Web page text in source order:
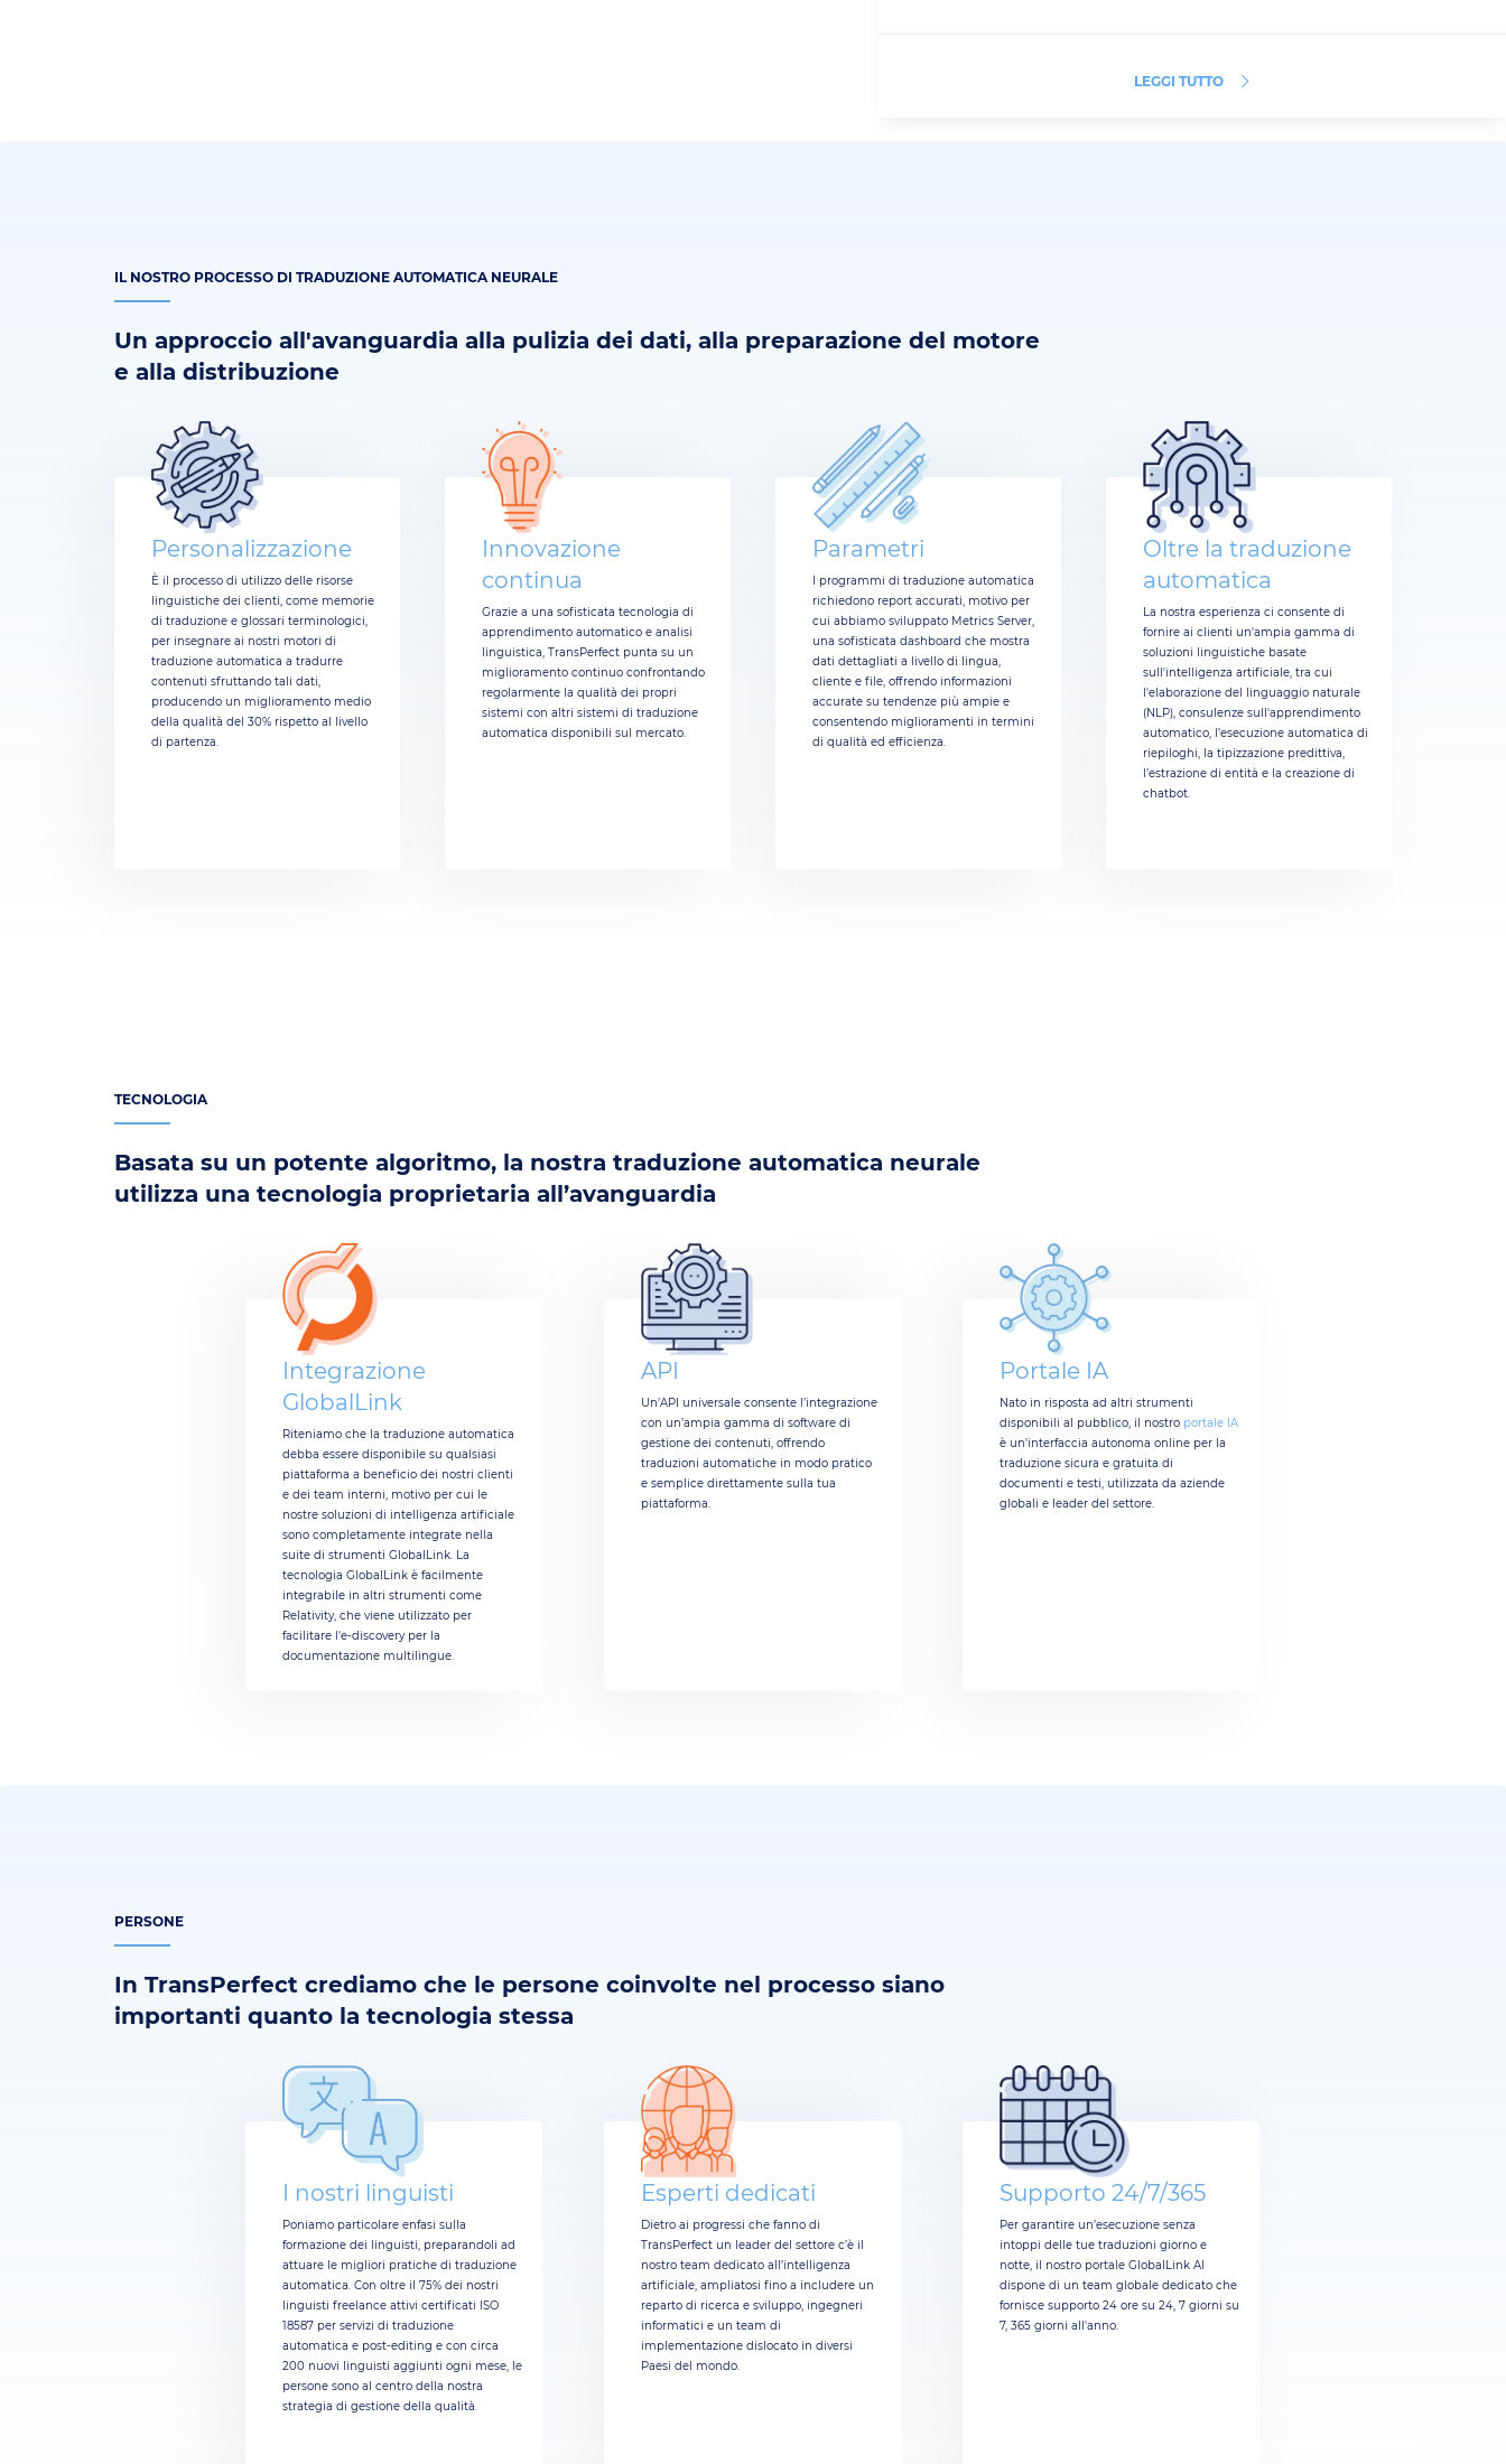
LEGGI TUTTO
IL NOSTRO PROCESSO DI TRADUZIONE AUTOMATICA NEURALE
Un approccio all'avanguardia alla pulizia dei dati, alla preparazione del motore
e alla distribuzione
Personalizzazione
È il processo di utilizzo delle risorse
linguistiche dei clienti, come memorie
di traduzione e glossari terminologici,
per insegnare ai nostri motori di
traduzione automatica a tradurre
contenuti sfruttando tali dati,
producendo un miglioramento medio
della qualità del 30% rispetto al livello
di partenza.
Innovazione
continua
Grazie a una sofisticata tecnologia di
apprendimento automatico e analisi
linguistica, TransPerfect punta su un
miglioramento continuo confrontando
regolarmente la qualità dei propri
sistemi con altri sistemi di traduzione
automatica disponibili sul mercato.
Parametri
I programmi di traduzione automatica
richiedono report accurati, motivo per
cui abbiamo sviluppato Metrics Server,
una sofisticata dashboard che mostra
dati dettagliati a livello di lingua,
cliente e file, offrendo informazioni
accurate su tendenze più ampie e
consentendo miglioramenti in termini
di qualità ed efficienza.
Oltre la traduzione
automatica
La nostra esperienza ci consente di
fornire ai clienti un'ampia gamma di
soluzioni linguistiche basate
sull'intelligenza artificiale, tra cui
l'elaborazione del linguaggio naturale
(NLP), consulenze sull'apprendimento
automatico, l’esecuzione automatica di
riepiloghi, la tipizzazione predittiva,
l’estrazione di entità e la creazione di
chatbot.
TECNOLOGIA
Basata su un potente algoritmo, la nostra traduzione automatica neurale
utilizza una tecnologia proprietaria all’avanguardia
Integrazione
GlobalLink
Riteniamo che la traduzione automatica
debba essere disponibile su qualsiasi
piattaforma a beneficio dei nostri clienti
e dei team interni, motivo per cui le
nostre soluzioni di intelligenza artificiale
sono completamente integrate nella
suite di strumenti GlobalLink. La
tecnologia GlobalLink è facilmente
integrabile in altri strumenti come
Relativity, che viene utilizzato per
facilitare l'e-discovery per la
documentazione multilingue.
API
Un’API universale consente l’integrazione
con un’ampia gamma di software di
gestione dei contenuti, offrendo
traduzioni automatiche in modo pratico
e semplice direttamente sulla tua
piattaforma.
Portale IA
Nato in risposta ad altri strumenti
disponibili al pubblico, il nostro portale IA
è un'interfaccia autonoma online per la
traduzione sicura e gratuita di
documenti e testi, utilizzata da aziende
globali e leader del settore.
PERSONE
In TransPerfect crediamo che le persone coinvolte nel processo siano
importanti quanto la tecnologia stessa
I nostri linguisti
Poniamo particolare enfasi sulla
formazione dei linguisti, preparandoli ad
attuare le migliori pratiche di traduzione
automatica. Con oltre il 75% dei nostri
linguisti freelance attivi certificati ISO
18587 per servizi di traduzione
automatica e post-editing e con circa
200 nuovi linguisti aggiunti ogni mese, le
persone sono al centro della nostra
strategia di gestione della qualità.
Esperti dedicati
Dietro ai progressi che fanno di
TransPerfect un leader del settore c’è il
nostro team dedicato all’intelligenza
artificiale, ampliatosi fino a includere un
reparto di ricerca e sviluppo, ingegneri
informatici e un team di
implementazione dislocato in diversi
Paesi del mondo.
Supporto 24/7/365
Per garantire un’esecuzione senza
intoppi delle tue traduzioni giorno e
notte, il nostro portale GlobalLink AI
dispone di un team globale dedicato che
fornisce supporto 24 ore su 24, 7 giorni su
7, 365 giorni all'anno.